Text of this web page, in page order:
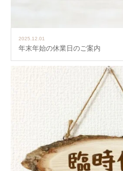
2025.12.01
年末年始の休業日のご案内